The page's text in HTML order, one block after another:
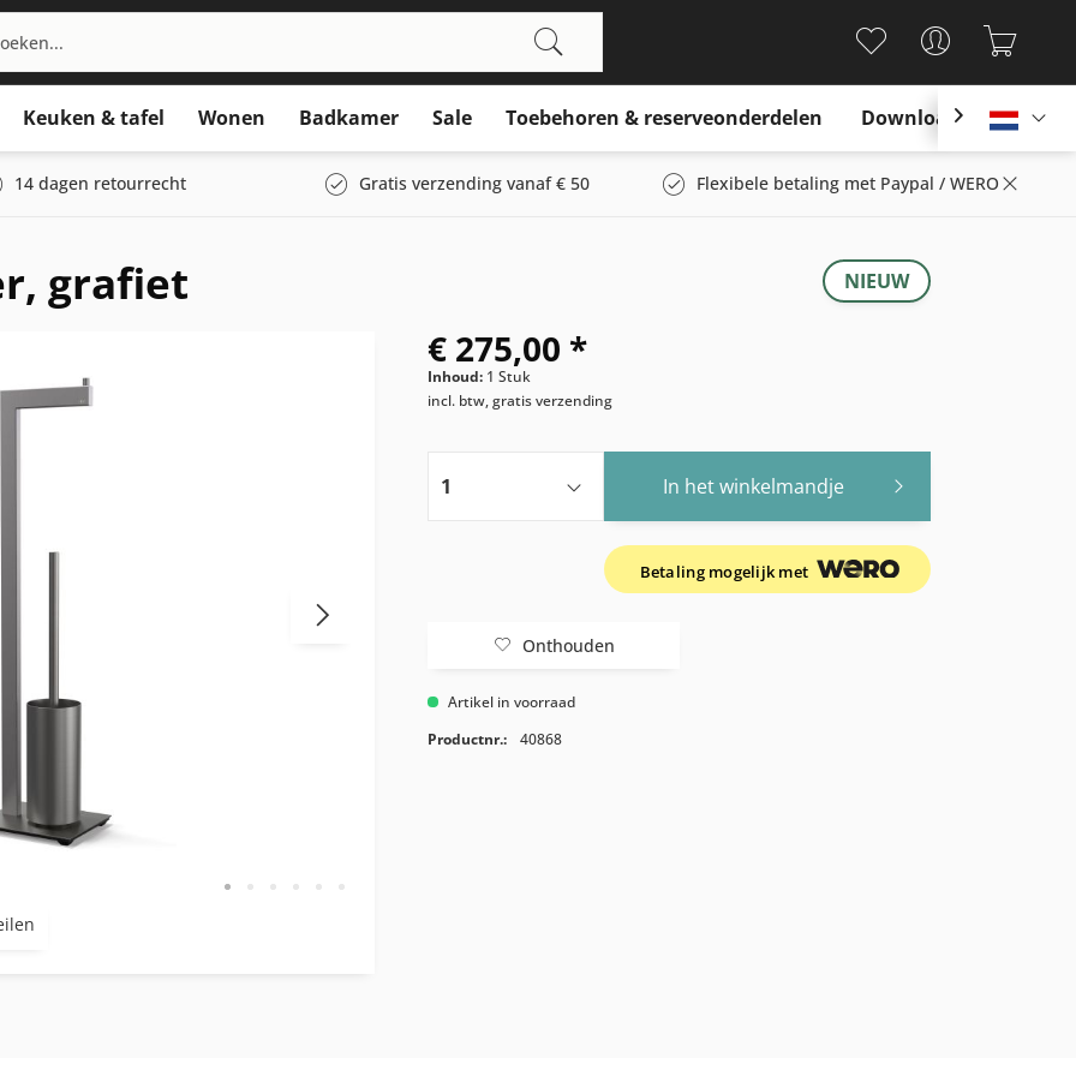
Keuken & tafel Wonen Badkamer Sale Toebehoren & reserveonderdelen Download
14 dagen retourrecht Gratis verzending vanaf € 50 Flexibele betaling met Paypal / WERO
grafiet NIEUW
€ 275,00 *
Inhoud: 1 Stuk
incl. btw, gratis verzending
In het winkelmandje
Betaling mogelijk met
Onthouden
Artikel in voorraad
Productnr.:
40868